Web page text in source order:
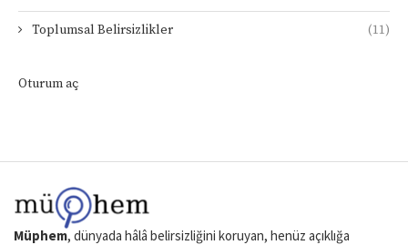
Toplumsal Belirsizlikler (11)
Oturum aç
Müphem, dünyada hâlâ belirsizliğini koruyan, henüz açıklığa